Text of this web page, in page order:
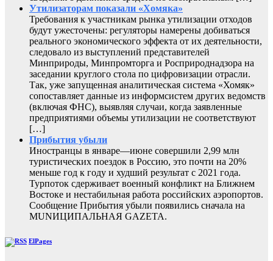
Утилизаторам показали «Хомяка»
Требования к участникам рынка утилизации отходов
будут ужесточены: регуляторы намерены добиваться
реального экономического эффекта от их деятельности,
следовало из выступлений представителей
Минприроды, Минпромторга и Росприроднадзора на
заседании круглого стола по цифровизации отрасли.
Так, уже запущенная аналитическая система «Хомяк»
сопоставляет данные из информсистем других ведомств
(включая ФНС), выявляя случаи, когда заявленные
предприятиями объемы утилизации не соответствуют
[…]
Прибытия убыли
Иностранцы в январе—июне совершили 2,99 млн
туристических поездок в Россию, это почти на 20%
меньше год к году и худший результат с 2021 года.
Турпоток сдерживает военный конфликт на Ближнем
Востоке и нестабильная работа российских аэропортов.
Сообщение Прибытия убыли появились сначала на
MUNИЦИПАЛЬНАЯ GAZЕТА.
ElPages